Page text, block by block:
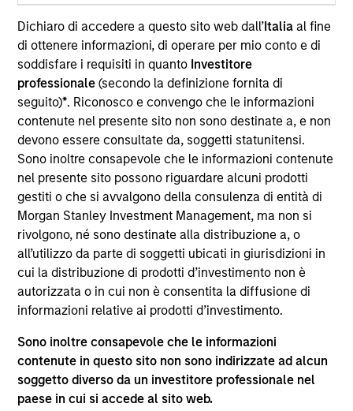
Dichiaro di accedere a questo sito web dall’Italia al fine
di ottenere informazioni, di operare per mio conto e di
soddisfare i requisiti in quanto Investitore
professionale(secondo la definizione fornita di
seguito)*. Riconosco e convengo che le informazioni
contenute nel presente sito non sono destinate a, e non
devono essere consultate da, soggetti statunitensi.
Sono inoltre consapevole che le informazioni contenute
nel presente sito possono riguardare alcuni prodotti
gestiti o che si avvalgono della consulenza di entità di
Morgan Stanley Investment Management, ma non si
rivolgono, né sono destinate alla distribuzione a, o
all’utilizzo da parte di soggetti ubicati in giurisdizioni in
cui la distribuzione di prodotti d’investimento non è
autorizzata o in cui non è consentita la diffusione di
informazioni relative ai prodotti d’investimento.
Sono inoltre consapevole che le informazioni
contenute in questo sito non sono indirizzate ad alcun
soggetto diverso da un investitore professionale nel
paese in cui si accede al sito web.
Il presente materiale contiene informazioni relative ai
Comparti di Morgan Stanley Investment Funds, una
società di investimento a capitale variabile di diritto
lussemburghese. (la “Società”) è registrata nel
Granducato di Lussemburgo come organismo
d’investimento collettivo ai sensi della Parte 1 della Legge
del 17 dicembre 2010 e successive modifiche. La Società è
un organismo d’investimento collettivo in valori mobiliari
(“OICVM”).
Prima dell’adesione ai comparti, le richieste di
partecipazione non devono essere presentate senza aver
consultato l’ultima versione del Prospetto Informativo, del
documento contenente informazioni chiave (“KID”) o del
documento contenente informazioni chiave per gli
investitori (“KIID”), della relazione annuale e della
relazione semestrale (“Documenti di offerta”) o altri
documenti disponibili sul sito
https://www.morganstanley.com/im/msinvf/index.html
a titolo gratuito presso la Sede legale all’indirizzo
L-2633 Senningerberg, R.C.S. Lussemburgo B 29 192.
Le informazioni relative agli aspetti di sostenibilità del
Comparto e una sintesi dei diritti degli investitori sono
disponibili sul sito web sopra indicato.